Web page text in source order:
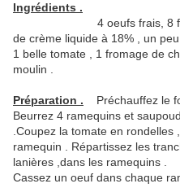
Ingrédients .
4 oeufs frais, 8 fines
de crème liquide à 18% , un
1 belle tomate , 1 fromage de
moulin .
Préparation . Préchauffez le
Beurrez 4 ramequins et
.Coupez la tomate en
ramequin . Répartissez les
lanières ,dans les ramequins .
Cassez un oeuf dans chaque